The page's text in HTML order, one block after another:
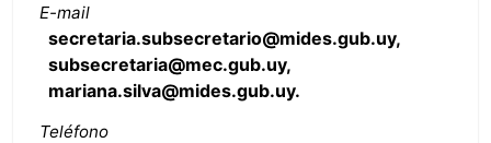
E-mail
secretaria.subsecretario@mides.gub.uy,
subsecretaria@mec.gub.uy,
mariana.silva@mides.gub.uy.
Teléfono